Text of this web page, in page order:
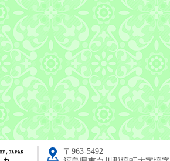
塙町
〒963-5492